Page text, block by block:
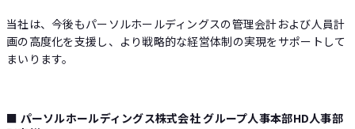
当社は、今後もパーソルホールディングスの管理会計および人員計
画の高度化を支援し、より戦略的な経営体制の実現をサポートして
まいります。
■ パーソルホールディングス株式会社 グループ人事本部HD人事部